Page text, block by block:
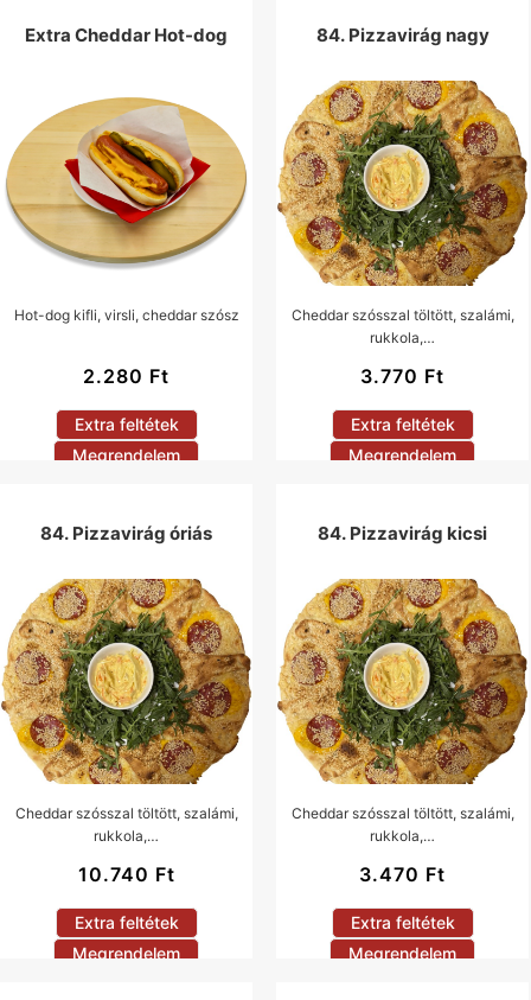
Extra Cheddar Hot-dog
Hot-dog kifli, virsli, cheddar szósz
2.280 Ft
Extra feltétek
Megrendelem
84. Pizzavirág nagy
Cheddar szósszal töltött, szalámi,
rukkola,…
3.770 Ft
Extra feltétek
Megrendelem
84. Pizzavirág óriás
Cheddar szósszal töltött, szalámi,
rukkola,…
10.740 Ft
Extra feltétek
Megrendelem
84. Pizzavirág kicsi
Cheddar szósszal töltött, szalámi,
rukkola,…
3.470 Ft
Extra feltétek
Megrendelem